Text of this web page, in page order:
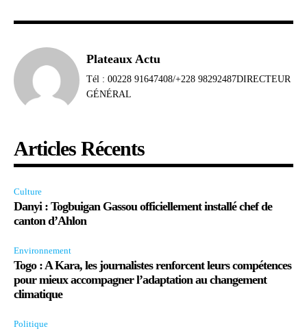
Plateaux Actu
Tél : 00228 91647408/+228 98292487DIRECTEUR
GÉNÉRAL
Articles Récents
Culture
Danyi : Togbuigan Gassou officiellement installé chef de
canton d’Ahlon
Environnement
Togo : A Kara, les journalistes renforcent leurs compétences
pour mieux accompagner l’adaptation au changement
climatique
Politique